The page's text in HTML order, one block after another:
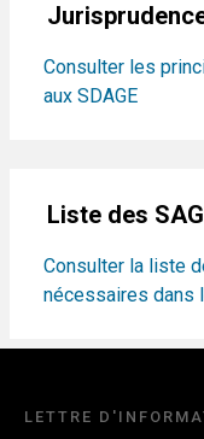
Consulter les
aux SDAGE
Liste des
Consulter la liste
nécessaires dans
LETTRE